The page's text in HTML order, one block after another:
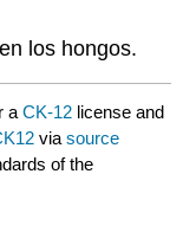
los hongos.
aCK-12 license and
viasource
of the